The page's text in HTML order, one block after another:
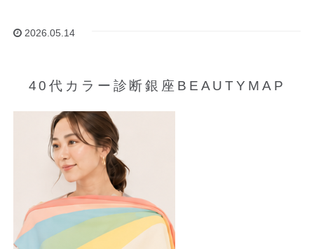
2026.05.14
40代カラー診断銀座BEAUTYMAP